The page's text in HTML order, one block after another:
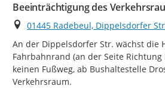
Beeinträchtigung des
Ort
01445 Radebeul, Dippelsdorfer
An der Dippelsdorfer Str. wächst die
Fahrbahnrand (an der Seite
keinen Fußweg, ab Bushaltestelle
Verkehrsraum.